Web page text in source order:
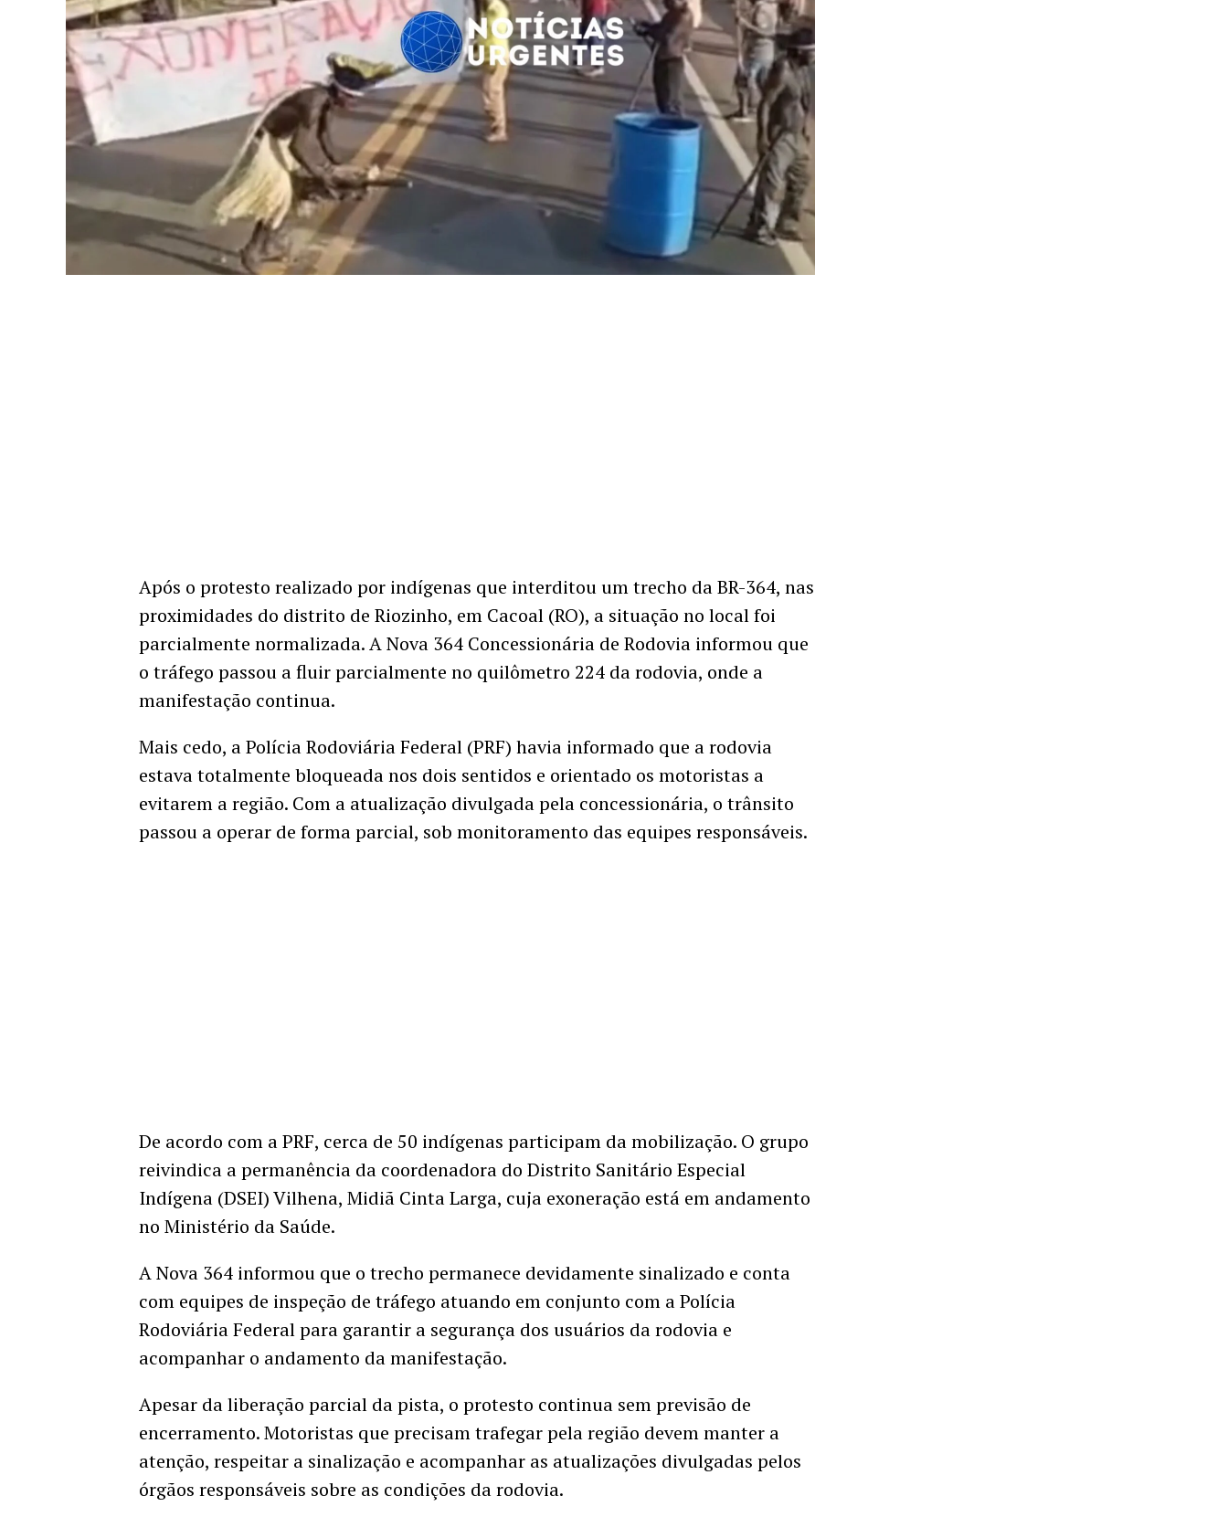
Após o protesto realizado por indígenas que interditou um trecho da BR-364, nas
proximidades do distrito de Riozinho, em Cacoal (RO), a situação no local foi
parcialmente normalizada. A Nova 364 Concessionária de Rodovia informou que
o tráfego passou a fluir parcialmente no quilômetro 224 da rodovia, onde a
manifestação continua.
Mais cedo, a Polícia Rodoviária Federal (PRF) havia informado que a rodovia
estava totalmente bloqueada nos dois sentidos e orientado os motoristas a
evitarem a região. Com a atualização divulgada pela concessionária, o trânsito
passou a operar de forma parcial, sob monitoramento das equipes responsáveis.
De acordo com a PRF, cerca de 50 indígenas participam da mobilização. O grupo
reivindica a permanência da coordenadora do Distrito Sanitário Especial
Indígena (DSEI) Vilhena, Midiã Cinta Larga, cuja exoneração está em andamento
no Ministério da Saúde.
A Nova 364 informou que o trecho permanece devidamente sinalizado e conta
com equipes de inspeção de tráfego atuando em conjunto com a Polícia
Rodoviária Federal para garantir a segurança dos usuários da rodovia e
acompanhar o andamento da manifestação.
Apesar da liberação parcial da pista, o protesto continua sem previsão de
encerramento. Motoristas que precisam trafegar pela região devem manter a
atenção, respeitar a sinalização e acompanhar as atualizações divulgadas pelos
órgãos responsáveis sobre as condições da rodovia.